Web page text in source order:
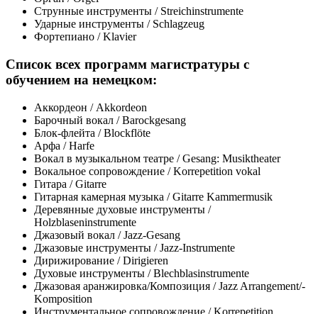
Струнные инструменты / Streichinstrumente
Ударные инструменты / Schlagzeug
Фортепиано / Klavier
Список всех программ магистратуры с
обучением на немецком:
Аккордеон / Akkordeon
Барочный вокал / Barockgesang
Блок-флейта / Blockflöte
Арфа / Harfe
Вокал в музыкальном театре / Gesang: Musiktheater
Вокальное сопровождение / Korrepetition vokal
Гитара / Gitarre
Гитарная камерная музыка / Gitarre Kammermusik
Деревянные духовые инструменты /
Holzblaseninstrumente
Джазовый вокал / Jazz-Gesang
Джазовые инструменты / Jazz-Instrumente
Дирижирование / Dirigieren
Духовые инструменты / Blechblasinstrumente
Джазовая аранжировка/Композиция / Jazz Arrangement/-
Komposition
Инструментальное сопровождение / Korrepetition